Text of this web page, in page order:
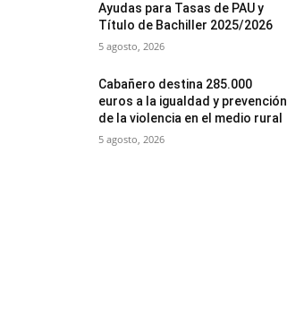
Ayudas para Tasas de PAU y
Título de Bachiller 2025/2026
5 agosto, 2026
Cabañero destina 285.000
euros a la igualdad y prevención
de la violencia en el medio rural
5 agosto, 2026